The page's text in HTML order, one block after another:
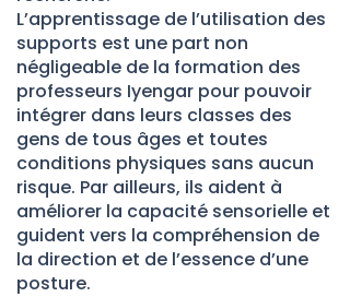
Lʼapprentissage de lʼutilisation des
supports est une part non
négligeable de la formation des
professeurs Iyengar pour pouvoir
intégrer dans leurs classes des
gens de tous âges et toutes
conditions physiques sans aucun
risque. Par ailleurs, ils aident à
améliorer la capacité sensorielle et
guident vers la compréhension de
la direction et de l’essence d’une
posture.